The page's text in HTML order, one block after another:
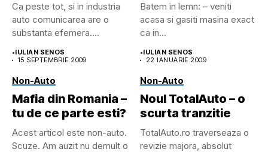
Ca peste tot, si in industria
auto comunicarea are o
substanta efemera....
•IULIAN SENOS
15 SEPTEMBRIE 2009
Batem in lemn: – veniti
acasa si gasiti masina exact
ca in...
•IULIAN SENOS
22 IANUARIE 2009
Non-Auto
Mafia din Romania –
tu de ce parte esti?
Acest articol este non-auto.
Scuze. Am auzit nu demult o
Non-Auto
Noul TotalAuto – o
scurta tranzitie
TotalAuto.ro traverseaza o
revizie majora, absolut